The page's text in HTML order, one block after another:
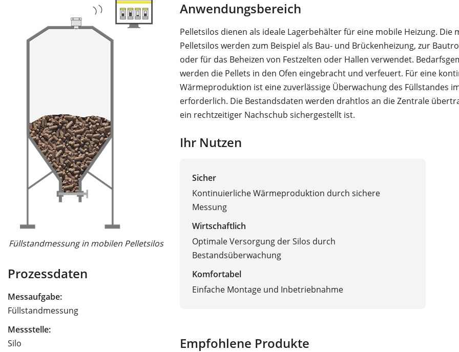
Füllstandmessung in mobilen Pelletsilos
Prozessdaten
Messaufgabe:
Füllstandmessung
Messstelle:
Silo
Anwendungsbereich
Pelletsilos dienen als ideale Lagerbehälter für eine mobile Heizung. Die
Pelletsilos werden zum Beispiel als Bau- und Brückenheizung, zur
oder für das Beheizen von Festzelten oder Hallen verwendet.
werden die Pellets in den Ofen eingebracht und verfeuert. Für eine
Wärmeproduktion ist eine zuverlässige Überwachung des Füllstandes
erforderlich. Die Bestandsdaten werden drahtlos an die Zentrale
ein rechtzeitiger Nachschub sichergestellt ist.
Ihr Nutzen
Sicher
Kontinuierliche Wärmeproduktion durch sichere
Messung
Wirtschaftlich
Optimale Versorgung der Silos durch
Bestandsüberwachung
Komfortabel
Einfache Montage und Inbetriebnahme
Empfohlene Produkte